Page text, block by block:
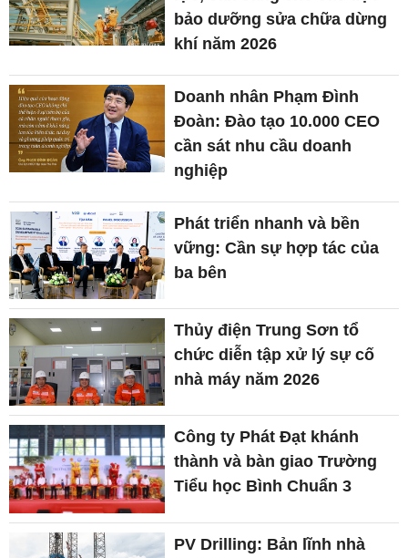
bảo dưỡng sửa chữa dừng
khí năm 2026
Doanh nhân Phạm Đình
Đoàn: Đào tạo 10.000 CEO
cần sát nhu cầu doanh
nghiệp
Phát triển nhanh và bền
vững: Cần sự hợp tác của
ba bên
Thủy điện Trung Sơn tổ
chức diễn tập xử lý sự cố
nhà máy năm 2026
Công ty Phát Đạt khánh
thành và bàn giao Trường
Tiểu học Bình Chuẩn 3
PV Drilling: Bản lĩnh nhà